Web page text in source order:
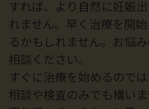
すれば、より自然に妊娠
れません。早く治療を開
るかもしれません。お悩
相談ください。
すぐに治療を始めるので
相談や検査のみでも構い